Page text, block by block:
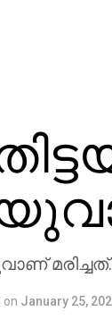
മരിച്ചത്.
on January 25,